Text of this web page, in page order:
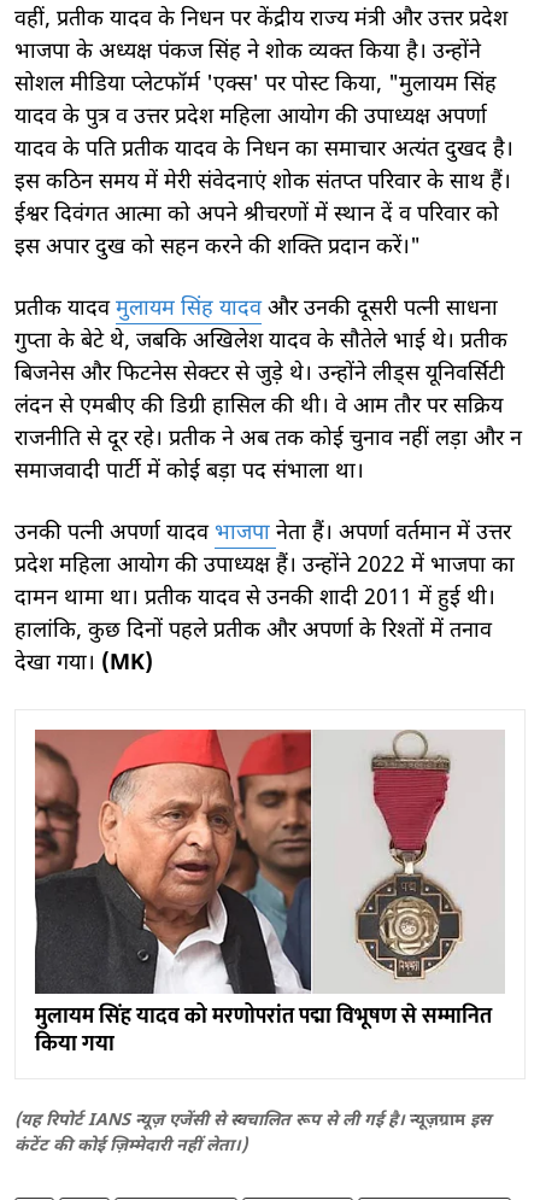
वहीं, प्रतीक यादव के निधन पर केंद्रीय राज्य मंत्री और उत्तर प्रदेश
भाजपा के अध्यक्ष पंकज सिंह ने शोक व्यक्त किया है। उन्होंने
सोशल मीडिया प्लेटफॉर्म 'एक्स' पर पोस्ट किया, "मुलायम सिंह
यादव के पुत्र व उत्तर प्रदेश महिला आयोग की उपाध्यक्ष अपर्णा
यादव के पति प्रतीक यादव के निधन का समाचार अत्यंत दुखद है।
इस कठिन समय में मेरी संवेदनाएं शोक संतप्त परिवार के साथ हैं।
ईश्वर दिवंगत आत्मा को अपने श्रीचरणों में स्थान दें व परिवार को
इस अपार दुख को सहन करने की शक्ति प्रदान करें।"
प्रतीक यादवमुलायम सिंह यादवऔर उनकी दूसरी पत्नी साधना
गुप्ता के बेटे थे, जबकि अखिलेश यादव के सौतेले भाई थे। प्रतीक
बिजनेस और फिटनेस सेक्टर से जुड़े थे। उन्होंने लीड्स यूनिवर्सिटी
लंदन से एमबीए की डिग्री हासिल की थी। वे आम तौर पर सक्रिय
राजनीति से दूर रहे। प्रतीक ने अब तक कोई चुनाव नहीं लड़ा और न
समाजवादी पार्टी में कोई बड़ा पद संभाला था।
उनकी पत्नी अपर्णा यादवभाजपा नेता हैं। अपर्णा वर्तमान में उत्तर
प्रदेश महिला आयोग की उपाध्यक्ष हैं। उन्होंने 2022 में भाजपा का
दामन थामा था। प्रतीक यादव से उनकी शादी 2011 में हुई थी।
हालांकि, कुछ दिनों पहले प्रतीक और अपर्णा के रिश्तों में तनाव
देखा गया। (MK)
मुलायम सिंह यादव को मरणोपरांत पद्मा विभूषण से सम्मानित
किया गया
(यह रिपोर्ट IANS न्यूज़ एजेंसी से स्वचालित रूप से ली गई है।न्यूज़ग्राम इस
कंटेंट की कोई ज़िम्मेदारी नहीं लेता।)